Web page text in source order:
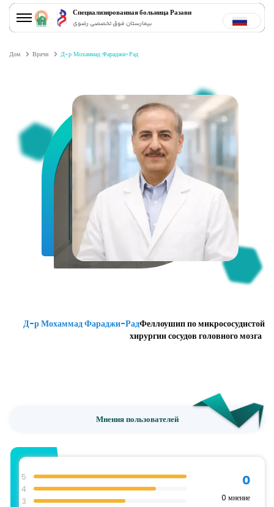
Специализированная больница Разави
بیمارستان فوق تخصصی رضوی
Дом Врачи Д-р Мохаммад Фараджи-Рад
Д-р Мохаммад Фараджи-РадФеллоушип по микрососудистой
хирургии сосудов головного мозга
Мнения пользователей
5
4
3
0
0 мнение